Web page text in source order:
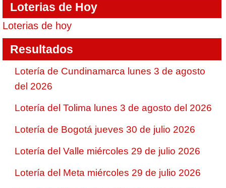
Loterias de Hoy
Loterias de hoy
Resultados
Lotería de Cundinamarca lunes 3 de agosto
del 2026
Lotería del Tolima lunes 3 de agosto del 2026
Lotería de Bogotá jueves 30 de julio 2026
Lotería del Valle miércoles 29 de julio 2026
Lotería del Meta miércoles 29 de julio 2026